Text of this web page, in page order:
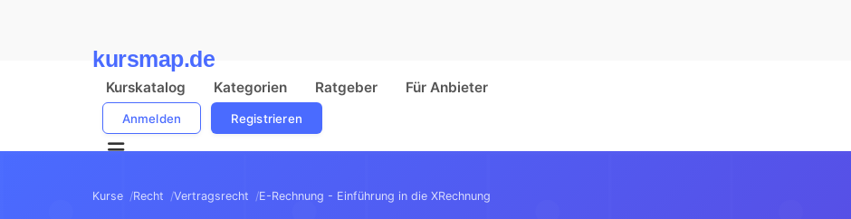
kursmap.de
Kurskatalog Kategorien Ratgeber Für Anbieter
Anmelden Registrieren
Kurse Recht Vertragsrecht E-Rechnung - Einführung in die XRechnung